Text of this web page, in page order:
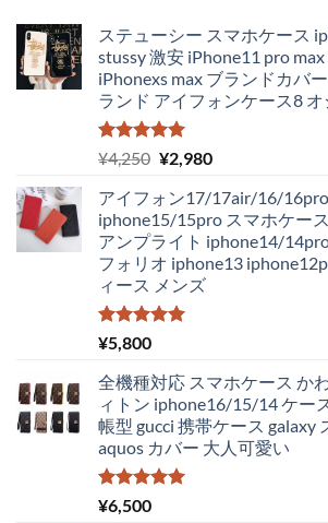
ステューシー スマホケース
stussy 激安 iPhone11 pro
iPhonexs max ブランドカバ
ランド アイフォンケース8 オ
5段階中
5.00
の評価
¥4,250 元
価
格
は
¥4,250
で
し
¥2,980現
の
価
格
は
アイフォン17/17air/16/
iphone15/15pro スマホケー
アンプライト iphone14/
フォリオ iphone13
ィース メンズ
5段階中
5.00
¥5,800
全機種対応 スマホケース か
ィトン iphone16/15/14 ケー
帳型 gucci 携帯ケース galaxy
aquos カバー 大人可愛い
5段階中
¥6,500